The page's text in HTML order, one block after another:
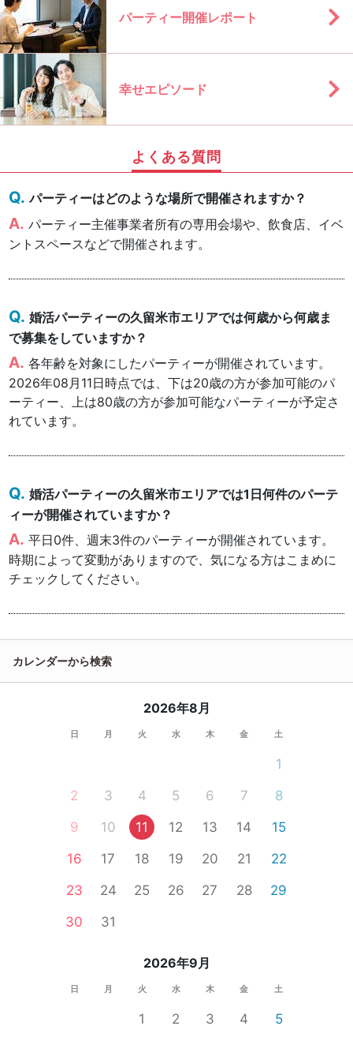
パーティー開催レポート
幸せエピソード
よくある質問
パーティーはどのような場所で開催されますか？
パーティー主催事業者所有の専用会場や、飲食店、イベ
ントスペースなどで開催されます。
婚活パーティーの久留米市エリアでは何歳から何歳ま
で募集をしていますか？
各年齢を対象にしたパーティーが開催されています。
2026年08月11日時点では、下は20歳の方が参加可能のパ
ーティー、上は80歳の方が参加可能なパーティーが予定さ
れています。
婚活パーティーの久留米市エリアでは1日何件のパーテ
ィーが開催されていますか？
平日0件、週末3件のパーティーが開催されています。
時期によって変動がありますので、気になる方はこまめに
チェックしてください。
カレンダーから検索
2026年8月
日 月 火 水 木 金 土
1
2
3 4 5 6 7
8
9
10 11 12 13 14
15
16
17 18 19 20 21
22
23
24 25 26 27 28
29
30
31
2026年9月
日 月 火 水 木 金 土
1 2 3 4
5